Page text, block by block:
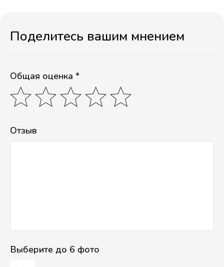
Поделитесь вашим мнением
Общая оценка *
Отзыв
Выберите до 6 фото